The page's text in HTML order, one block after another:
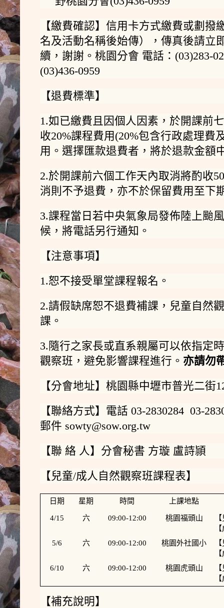
【繳費確認】信用卡方式繳費或劃
名及活動名稱後始傳），傳真後請立
續，謝謝。桃園分會 電話：(03)283-
(03)436-0959
【退費標準】
1.如已繳費且因個人因素，於開課前
收20%課程費用(20%包含行政處理費
用。選擇匯款退費者，將於退款金額
2.於開課前六個工作天內取消將酌收
消則不予退費，亦不於保留費用至下
3.課程當日若中央氣象局發佈陸上颱
候，將電話另行通知。
【注意事項】
1.恕不接受單堂課程報名。
2.請假缺席恕不退費補課，兒童自然
課。
3.隨行之家長或直系親屬可以依指定
觀察班，避免影響課程進行。 亦請勿
【分會地址】桃園縣中壢市普光二街
【聯絡方式】電話 03-2830284 03-
郵件 sowty@sow.org.tw
【聯 絡 人】分會秘書 方璇 盧詩頴
【兒童/成人自然觀察班課程表】
日期 星期 時間 上課地點
4/15 六 09:00-12:00 桃園福頭山
5/6
六 09:00-12:00 桃園外社國小
6/10
六 09:00-12:00 桃園虎頭山
【補充說明】